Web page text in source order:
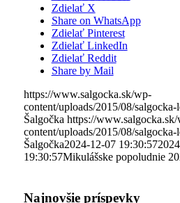
Zdielať X
Share on WhatsApp
Zdielať Pinterest
Zdielať LinkedIn
Zdielať Reddit
Share by Mail
https://www.salgocka.sk/wp-
content/uploads/2015/08/salgocka-
Šalgočka https://
content/uploads/2015/08/salgocka-
Šalgočka2024-12-07 19:30:57
19:30:57Mikulášske popoludnie
Najnovšie príspevky